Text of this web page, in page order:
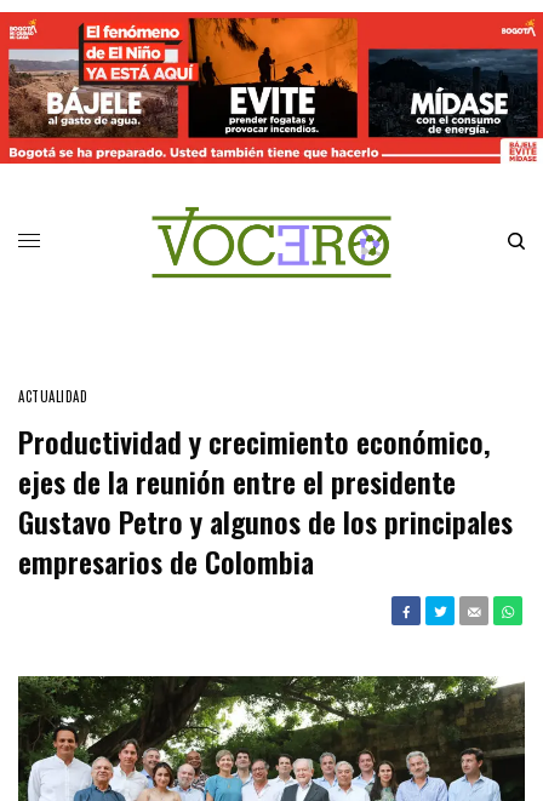
ACTUALIDAD
Productividad y crecimiento económico,
ejes de la reunión entre el presidente
Gustavo Petro y algunos de los principales
empresarios de Colombia